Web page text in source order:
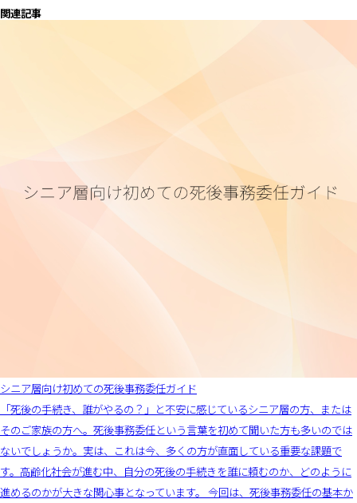
関連記事
シニア層向け初めての死後事務委任ガイド
「死後の手続き、誰がやるの？」と不安に感じているシニア層の方、または
そのご家族の方へ。死後事務委任という言葉を初めて聞いた方も多いのでは
ないでしょうか。実は、これは今、多くの方が直面している重要な課題で
す。高齢化社会が進む中、自分の死後の手続きを誰に頼むのか、どのように
進めるのかが大きな関心事となっています。 今回は、死後事務委任の基本か